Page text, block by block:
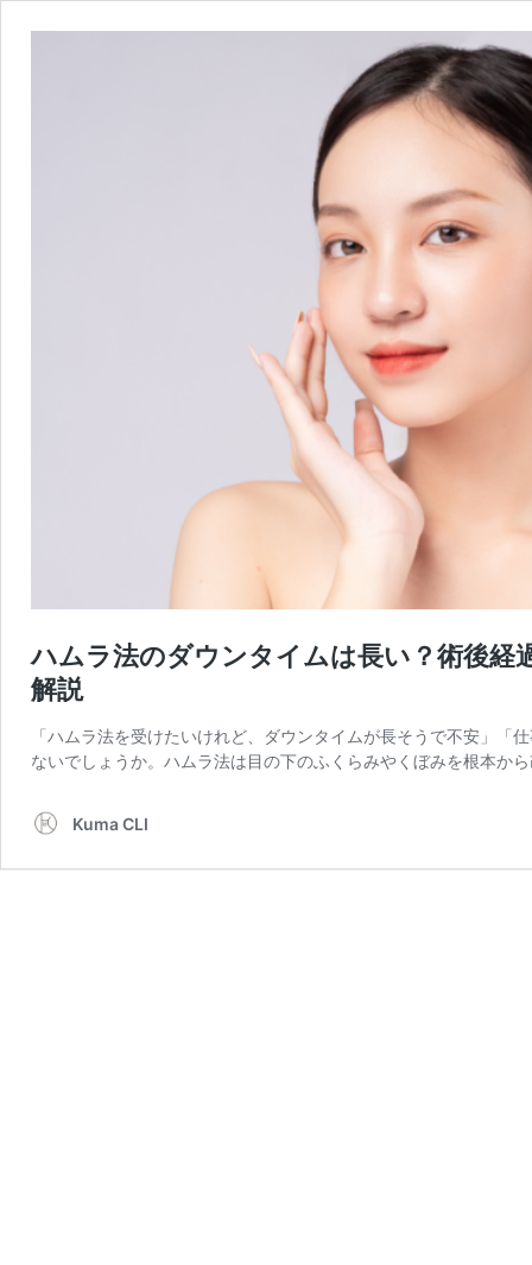
ハムラ法のダウンタイムは長い？術後経
解説
「ハムラ法を受けたいけれど、ダウンタイムが長そうで不安」
ないでしょうか。ハムラ法は目の下のふくらみやくぼみを根本か
Kuma CLI